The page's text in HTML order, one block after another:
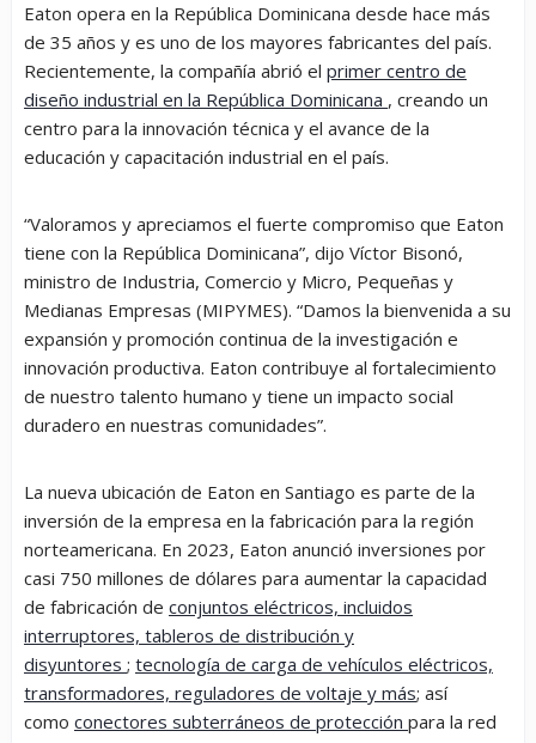
Eaton opera en la República Dominicana desde hace más
de 35 años y es uno de los mayores fabricantes del país.
Recientemente, la compañía abrió el primer centro de
diseño industrial en la República Dominicana , creando un
centro para la innovación técnica y el avance de la
educación y capacitación industrial en el país.
“Valoramos y apreciamos el fuerte compromiso que Eaton
tiene con la República Dominicana”, dijo Víctor Bisonó,
ministro de Industria, Comercio y Micro, Pequeñas y
Medianas Empresas (MIPYMES). “Damos la bienvenida a su
expansión y promoción continua de la investigación e
innovación productiva. Eaton contribuye al fortalecimiento
de nuestro talento humano y tiene un impacto social
duradero en nuestras comunidades”.
La nueva ubicación de Eaton en Santiago es parte de la
inversión de la empresa en la fabricación para la región
norteamericana. En 2023, Eaton anunció inversiones por
casi 750 millones de dólares para aumentar la capacidad
de fabricación de conjuntos eléctricos, incluidos
interruptores, tableros de distribución y
disyuntores ; tecnología de carga de vehículos eléctricos,
transformadores, reguladores de voltaje y más; así
como conectores subterráneos de protección para la red